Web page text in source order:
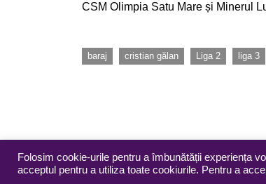
CSM Olimpia Satu Mare și Minerul
baraj cristian gălan Liga 2 liga 3
Folosim cookie-urile pentru a îmbunătății experiența
acceptul pentru a utiliza toate cookiurile. Pentru a